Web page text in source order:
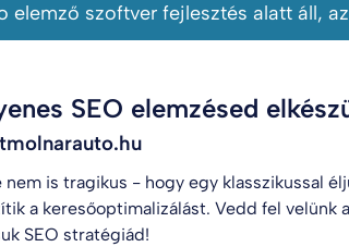
elemző szoftver fejlesztés alatt áll,
SEO elemzésed
nem is tragikus - hogy egy klasszikussal
a keresőoptimalizálást. Vedd fel velünk
SEO stratégiád!